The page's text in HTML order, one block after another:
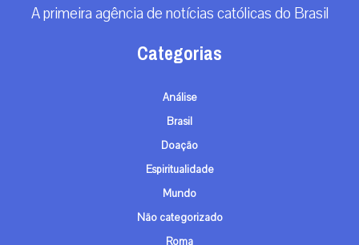
A primeira agência de notícias católicas do Brasil
Categorias
Análise
Brasil
Doação
Espiritualidade
Mundo
Não categorizado
Roma